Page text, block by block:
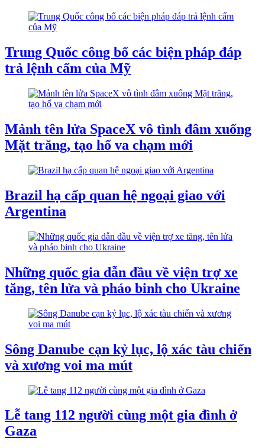
Trung Quốc công bố các biện pháp đáp
trả lệnh cấm của Mỹ
Mảnh tên lửa SpaceX vô tình đâm xuống
Mặt trăng, tạo hố va chạm mới
Brazil hạ cấp quan hệ ngoại giao với
Argentina
Những quốc gia dẫn đầu về viện trợ xe
tăng, tên lửa và pháo binh cho Ukraine
Sông Danube cạn kỷ lục, lộ xác tàu chiến
và xương voi ma mút
Lễ tang 112 người cùng một gia đình ở
Gaza